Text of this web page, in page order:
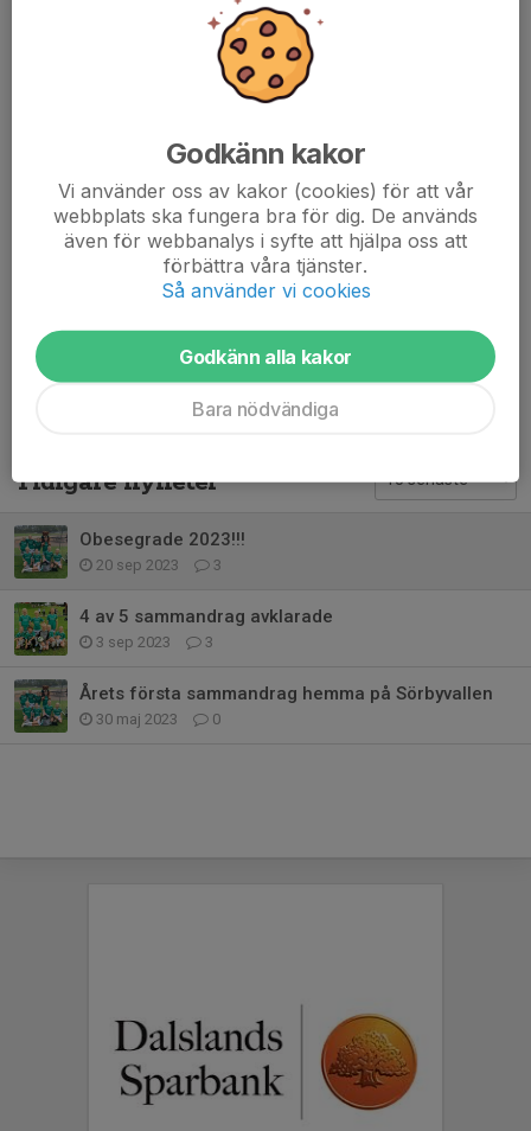
Anna Månsby 20 sep 2023
Härligt tjejer!😀
Ellen19 nov 2024
Asså!! Bra jobbat tjejer ⚽️⚽️
Tidigare nyheter
Obesegrade 2023!!!
20 sep 2023 3
4 av 5 sammandrag avklarade
3 sep 2023 3
Årets första sammandrag hemma på Sörbyvallen
30 maj 2023 0
Godkänn kakor
Vi använder oss av kakor (cookies) för att vår
webbplats ska fungera bra för dig. De används
även för webbanalys i syfte att hjälpa oss att
förbättra våra tjänster.
Så använder vi cookies
Godkänn alla kakor
Bara nödvändiga